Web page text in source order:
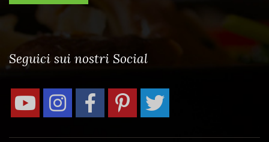
Seguici sui nostri Social